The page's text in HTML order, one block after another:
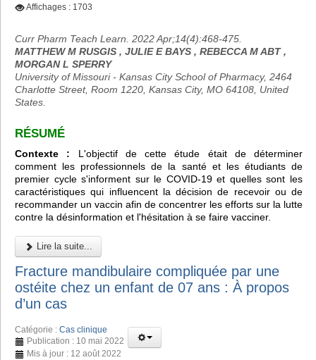
Affichages : 1703
Curr Pharm Teach Learn. 2022 Apr;14(4):468-475.
MATTHEW M RUSGIS , JULIE E BAYS , REBECCA M ABT ,
MORGAN L SPERRY
University of Missouri - Kansas City School of Pharmacy, 2464
Charlotte Street, Room 1220, Kansas City, MO 64108, United
States.
RÉSUMÉ
Contexte : L'objectif de cette étude était de déterminer
comment les professionnels de la santé et les étudiants de
premier cycle s'informent sur le COVID-19 et quelles sont les
caractéristiques qui influencent la décision de recevoir ou de
recommander un vaccin afin de concentrer les efforts sur la lutte
contre la désinformation et l'hésitation à se faire vacciner.
Lire la suite...
Fracture mandibulaire compliquée par une
ostéite chez un enfant de 07 ans : À propos
d’un cas
Catégorie : Cas clinique
Publication : 10 mai 2022
Mis à jour : 12 août 2022